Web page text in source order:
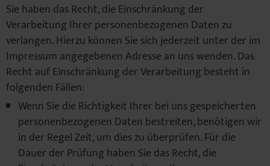
Sie haben das Recht, die Einschränkung der
Verarbeitung Ihrer personenbezogenen Daten zu
verlangen. Hierzu können Sie sich jederzeit unter der im
Impressum angegebenen Adresse an uns wenden. Das
Recht auf Einschränkung der Verarbeitung besteht in
folgenden Fällen:
Wenn Sie die Richtigkeit Ihrer bei uns gespeicherten
personenbezogenen Daten bestreiten, benötigen wir
in der Regel Zeit, um dies zu überprüfen. Für die
Dauer der Prüfung haben Sie das Recht, die